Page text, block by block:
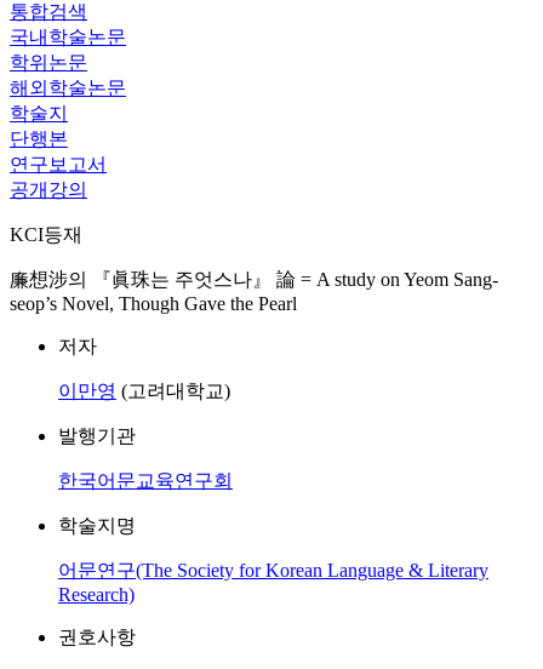
통합검색
국내학술논문
학위논문
해외학술논문
학술지
단행본
연구보고서
공개강의
KCI등재
廉想涉의 『眞珠는 주엇스나』 論 = A study on Yeom Sang-
seop’s Novel, Though Gave the Pearl
저자
이만영 (고려대학교)
발행기관
한국어문교육연구회
학술지명
어문연구(The Society for Korean Language & Literary
Research)
권호사항